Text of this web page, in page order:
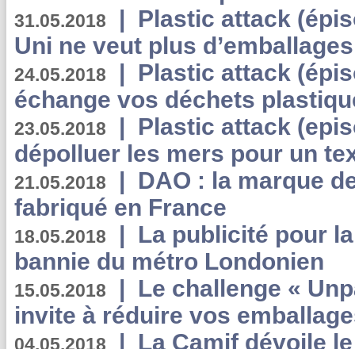
31.05.2018 | Plastic attack
Uni ne veut plus
24.05.2018 | Plastic attack
échange vos déchets
23.05.2018 | Plastic attack
dépolluer les mers pour un
21.05.2018 | DAO : la marque
fabriqué en France
18.05.2018 | La publicité pour
bannie du métro Londonien
15.05.2018 | Le challenge «
invite à réduire vos
04.05.2018 | La Camif dévoile